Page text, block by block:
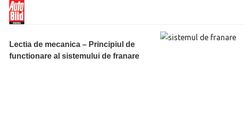
Lectia de mecanica – Principiul de
functionare al sistemului de franare